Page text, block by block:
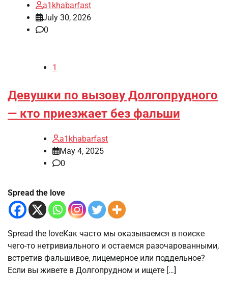
a1khabarfast
July 30, 2026
0
1
Девушки по вызову Долгопрудного
— кто приезжает без фальши
a1khabarfast
May 4, 2025
0
Spread the love
Spread the loveКак часто мы оказываемся в поиске
чего-то нетривиального и остаемся разочарованными,
встретив фальшивое, лицемерное или поддельное?
Если вы живете в Долгопрудном и ищете […]